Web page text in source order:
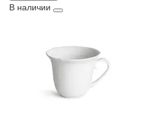
В наличии